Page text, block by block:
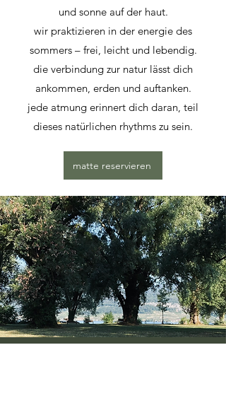
und sonne auf der haut.
wir praktizieren in der energie des
sommers – frei, leicht und lebendig.
die verbindung zur natur lässt dich
ankommen, erden und auftanken.
jede atmung erinnert dich daran, teil
dieses natürlichen rhythms zu sein.
matte reservieren